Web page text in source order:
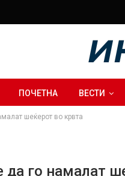
ПОЧЕТНА ВЕСТИ
шеќерот во крвта
го намалат